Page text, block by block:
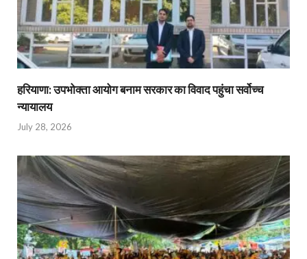
हरियाणा: उपभोक्ता आयोग बनाम सरकार का विवाद पहुंचा सर्वोच्च
न्यायालय
July 28, 2026